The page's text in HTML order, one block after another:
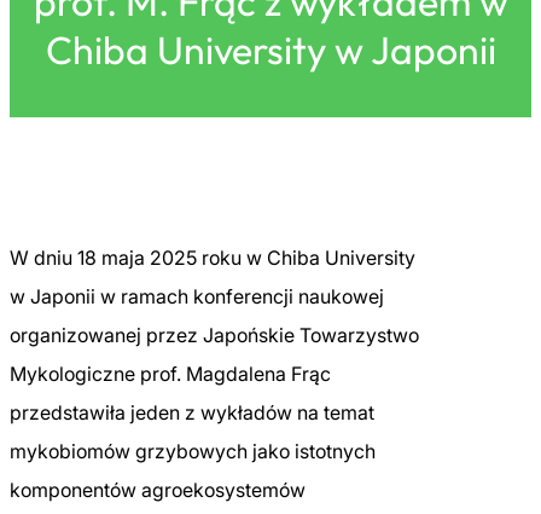
Chiba University w Japonii
W dniu 18 maja 2025 roku w Chiba University
w Japonii w ramach konferencji naukowej
organizowanej przez Japońskie Towarzystwo
Mykologiczne prof. Magdalena Frąc
przedstawiła jeden z wykładów na temat
mykobiomów grzybowych jako istotnych
komponentów agroekosystemów